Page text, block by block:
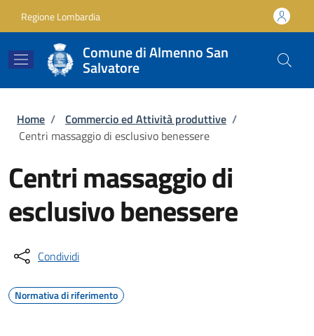
Regione Lombardia
Comune di Almenno San
Salvatore
Briciole di pane
Home / Commercio ed Attività produttive /
Centri massaggio di esclusivo benessere
Centri massaggio di
esclusivo benessere
Condividi
Normativa di riferimento